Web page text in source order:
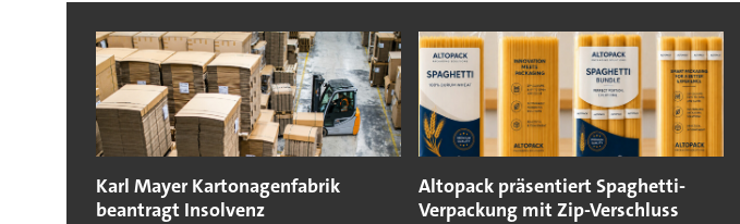
Karl Mayer Kartonagenfabrik
beantragt Insolvenz
Altopack präsentiert Spaghetti-
Verpackung mit Zip-Verschluss